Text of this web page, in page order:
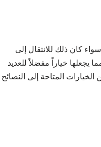
كان ذلك للانتقال إلى
يجعلها خياراً مفضلاً للعديد
المتاحة إلى النصائح